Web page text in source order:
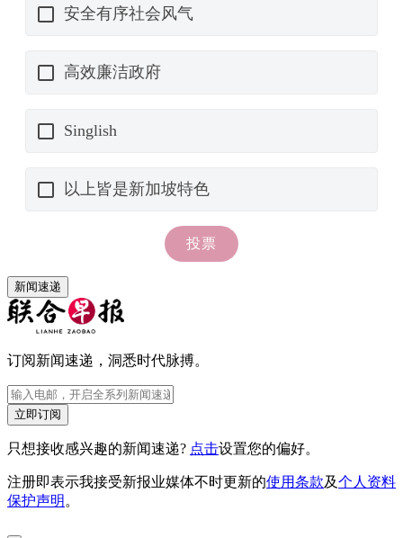
新闻速递
订阅新闻速递，洞悉时代脉搏。
立即订阅
只想接收感兴趣的新闻速递? 点击设置您的偏好。
注册即表示我接受新报业媒体不时更新的使用条款及个人资料
保护声明 。